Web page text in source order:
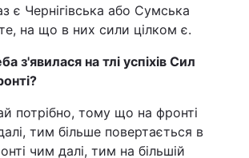
є Чернігівська або Сумська
на що в них сили цілком є.
з'явилася на тлі успіхів Сил
потрібно, тому що на фронті
тим більше повертається в
чим далі, тим на більшій